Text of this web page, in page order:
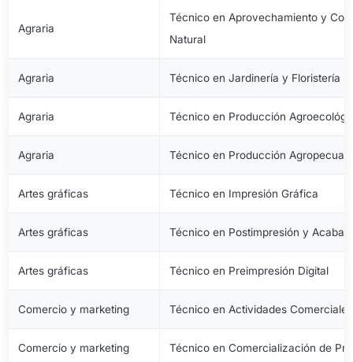
Agraria
Técnico en Aprovechamiento y
Natural
Agraria Técnico en Jardinería y Floristería
Agraria Técnico en Producción
Agraria Técnico en Producción
Artes gráficas Técnico en Impresión Gráfica
Artes gráficas Técnico en Postimpresión y
Artes gráficas Técnico en Preimpresión Digital
Comercio y marketing Técnico en Actividades Comerciales
Comercio y marketing Técnico en Comercialización de